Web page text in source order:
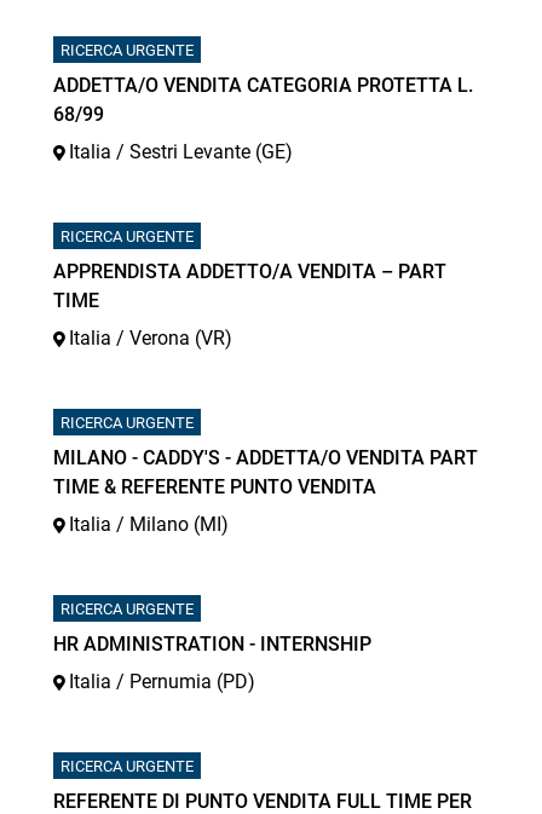
RICERCA URGENTE
ADDETTA/O VENDITA CATEGORIA PROTETTA L.
68/99
Italia / Sestri Levante (GE)
RICERCA URGENTE
APPRENDISTA ADDETTO/A VENDITA – PART
TIME
Italia / Verona (VR)
RICERCA URGENTE
MILANO - CADDY'S - ADDETTA/O VENDITA PART
TIME & REFERENTE PUNTO VENDITA
Italia / Milano (MI)
RICERCA URGENTE
HR ADMINISTRATION - INTERNSHIP
Italia / Pernumia (PD)
RICERCA URGENTE
REFERENTE DI PUNTO VENDITA FULL TIME PER